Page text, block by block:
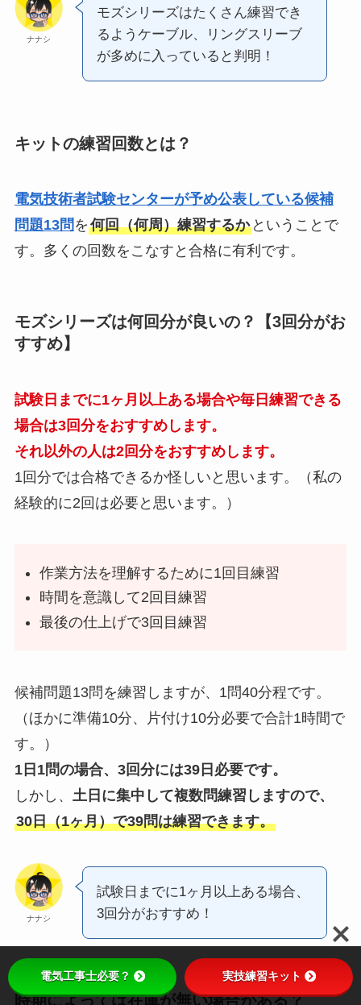
ナナシ
モズシリーズはたくさん練習でき
るようケーブル、リングスリーブ
が多めに入っていると判明！
キットの練習回数とは？
電気技術者試験センターが予め公表している候補
問題13問 を何回（何周）練習するかということで
す。多くの回数をこなすと合格に有利です。
モズシリーズは何回分が良いの？【3回分がお
すすめ】
試験日までに1ヶ月以上ある場合や毎日練習できる
場合は3回分をおすすめします。
それ以外の人は2回分をおすすめします。
1回分では合格できるか怪しいと思います。（私の
経験的に2回は必要と思います。）
作業方法を理解するために1回目練習
時間を意識して2回目練習
最後の仕上げで3回目練習
候補問題13問を練習しますが、1問40分程です。
（ほかに準備10分、片付け10分必要で合計1時間で
す。）
1日1問の場合、3回分には39日必要です。
しかし、
土日に集中して複数問練習しますので、
30日（1ヶ月）で39問は練習できます。
ナナシ
試験日までに1ヶ月以上ある場合、
3回分がおすすめ！
時期によっては在庫が無い場合がある？
電気工事士必要？ 実技練習キット